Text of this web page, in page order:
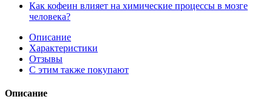
Как кофеин влияет на химические процессы в мозге
человека?
Описание
Характеристики
Отзывы
С этим также покупают
Описание